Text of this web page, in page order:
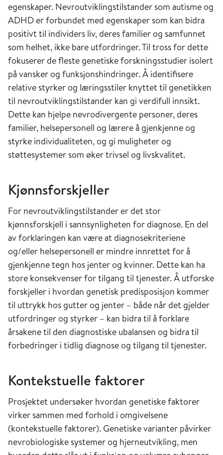
egenskaper. Nevroutviklingstilstander som autisme og
ADHD er forbundet med egenskaper som kan bidra
positivt til individers liv, deres familier og samfunnet
som helhet, ikke bare utfordringer. Til tross for dette
fokuserer de fleste genetiske forskningsstudier isolert
på vansker og funksjonshindringer. Å identifisere
relative styrker og læringsstiler knyttet til genetikken
til nevroutviklingstilstander kan gi verdifull innsikt.
Dette kan hjelpe nevrodivergente personer, deres
familier, helsepersonell og lærere å gjenkjenne og
styrke individualiteten, og gi muligheter og
støttesystemer som øker trivsel og livskvalitet.
Kjønnsforskjeller
For nevroutviklingstilstander er det stor
kjønnsforskjell i sannsynligheten for diagnose. En del
av forklaringen kan være at diagnosekriteriene
og/eller helsepersonell er mindre innrettet for å
gjenkjenne tegn hos jenter og kvinner. Dette kan ha
store konsekvenser for tilgang til tjenester. Å utforske
forskjeller i hvordan genetisk predisposisjon kommer
til uttrykk hos gutter og jenter – både når det gjelder
utfordringer og styrker – kan bidra til å forklare
årsakene til den diagnostiske ubalansen og bidra til
forbedringer i tidlig diagnose og tilgang til tjenester.
Kontekstuelle faktorer
Prosjektet undersøker hvordan genetiske faktorer
virker sammen med forhold i omgivelsene
(kontekstuelle faktorer). Genetiske varianter påvirker
nevrobiologiske systemer og hjerneutvikling, men